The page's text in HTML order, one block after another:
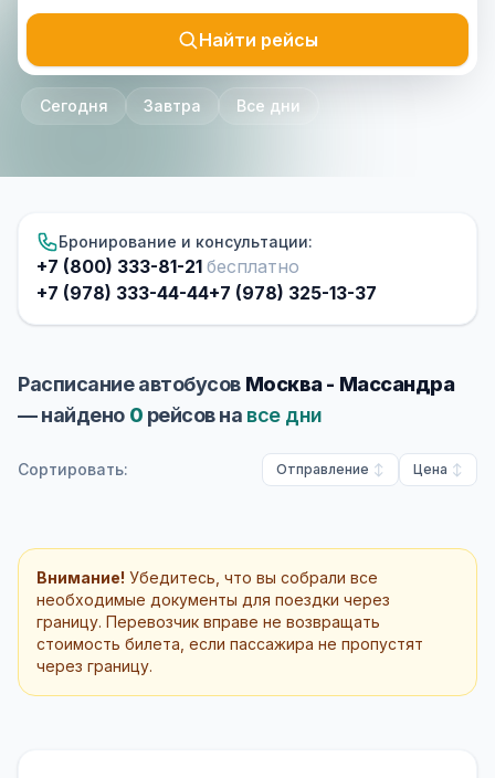
Найти рейсы
Сегодня Завтра Все дни
Бронирование и консультации:
+7 (800) 333-81-21 бесплатно
+7 (978) 333-44-44+7 (978) 325-13-37
Расписание автобусов Москва - Массандра
— найдено 0 рейсов на все дни
Сортировать: Отправление Цена
Внимание! Убедитесь, что вы собрали все
необходимые документы для поездки через
границу. Перевозчик вправе не возвращать
стоимость билета, если пассажира не пропустят
через границу.